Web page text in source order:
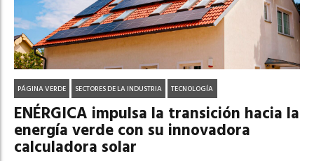
PÁGINA VERDE SECTORES DE LA INDUSTRIA TECNOLOGÍA
ENÉRGICA impulsa la transición hacia la
energía verde con su innovadora
calculadora solar